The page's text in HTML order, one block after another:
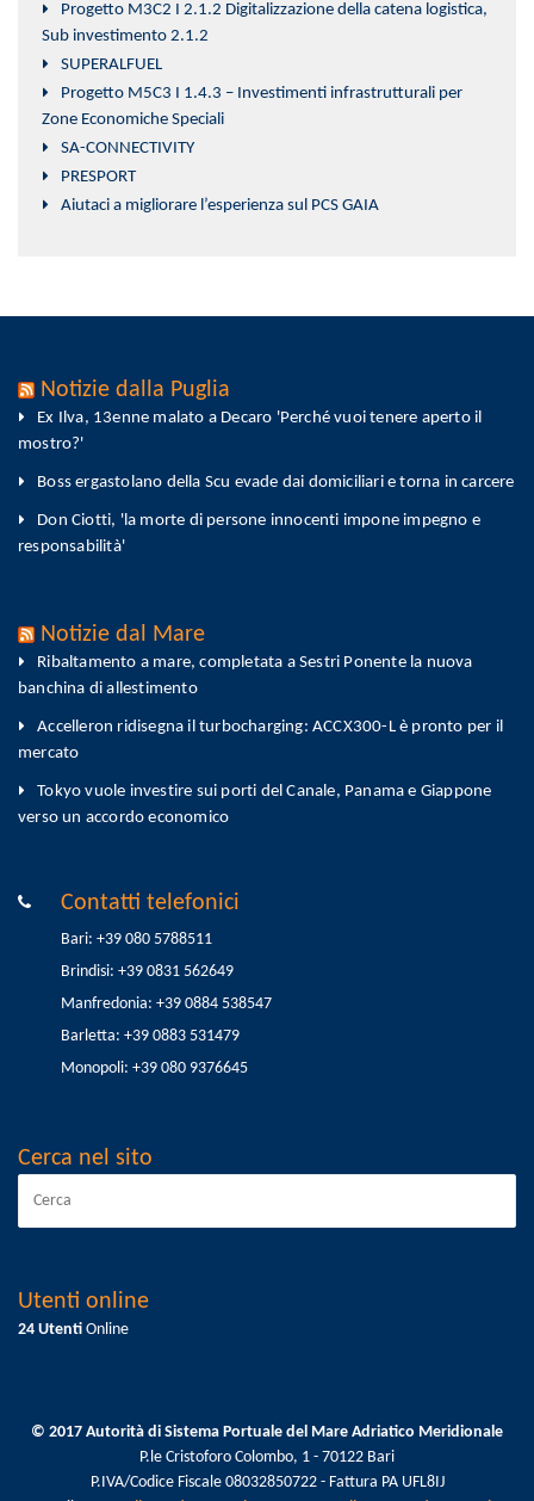
Progetto M3C2 I 2.1.2 Digitalizzazione della catena logistica,
Sub investimento 2.1.2
SUPERALFUEL
Progetto M5C3 I 1.4.3 – Investimenti infrastrutturali per
Zone Economiche Speciali
SA-CONNECTIVITY
PRESPORT
Aiutaci a migliorare l’esperienza sul PCS GAIA
Notizie dalla Puglia
Ex Ilva, 13enne malato a Decaro 'Perché vuoi tenere aperto il
mostro?'
Boss ergastolano della Scu evade dai domiciliari e torna in carcere
Don Ciotti, 'la morte di persone innocenti impone impegno e
responsabilità'
Notizie dal Mare
Ribaltamento a mare, completata a Sestri Ponente la nuova
banchina di allestimento
Accelleron ridisegna il turbocharging: ACCX300-L è pronto per il
mercato
Tokyo vuole investire sui porti del Canale, Panama e Giappone
verso un accordo economico
Contatti telefonici
Bari: +39 080 5788511
Brindisi: +39 0831 562649
Manfredonia: +39 0884 538547
Barletta: +39 0883 531479
Monopoli: +39 080 9376645
Cerca nel sito
Utenti online
24 Utenti Online
© 2017 Autorità di Sistema Portuale del Mare Adriatico Meridionale
P.le Cristoforo Colombo, 1 - 70122 Bari
P.IVA/Codice Fiscale 08032850722 - Fattura PA UFL8IJ